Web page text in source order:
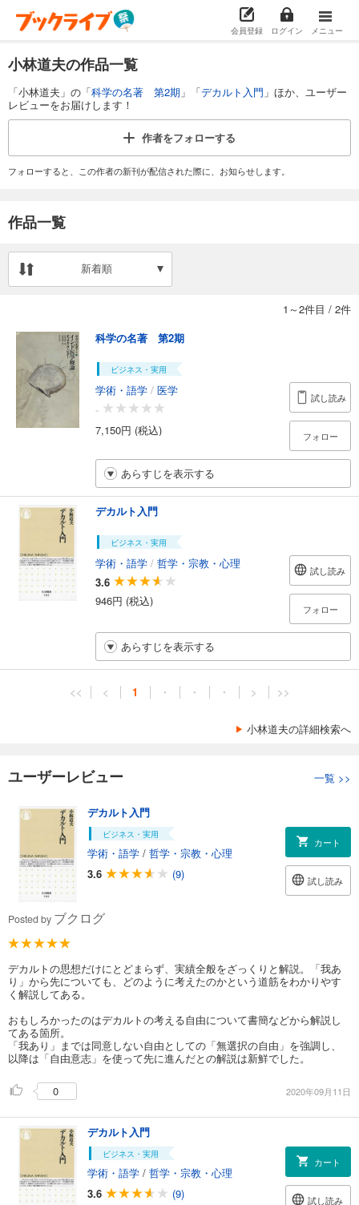
会員登録 ログイン メニュー
小林道夫の作品一覧
「小林道夫」の「科学の名著 第2期 」「デカルト入門 」ほか、ユーザー
レビューをお届けします！
作者をフォローする
フォローすると、この作者の新刊が配信された際に、お知らせします。
作品一覧
新着順
1～2件目 / 2件
科学の名著 第2期
ビジネス・実用
学術・語学 / 医学
-
7,150円 (税込)
試し読み
フォロー
あらすじを表示する
デカルト入門
ビジネス・実用
学術・語学 / 哲学・宗教・心理
3.6
946円 (税込)
試し読み
フォロー
あらすじを表示する
<< < 1 ・ ・ ・ > >>
小林道夫の詳細検索へ
ユーザーレビュー 一覧 >>
デカルト入門
ビジネス・実用
学術・語学 / 哲学・宗教・心理
3.6
(9)
カート
試し読み
Posted by ブクログ
デカルトの思想だけにとどまらず、実績全般をざっくりと解説。「我あ
り」から先についても、どのように考えたのかという道筋をわかりやす
く解説してある。
おもしろかったのはデカルトの考える自由について書簡などから解説し
てある箇所。
「我あり」までは同意しない自由としての「無選択の自由」を強調し、
以降は「自由意志」を使って先に進んだとの解説は新鮮でした。
0 2020年09月11日
デカルト入門
ビジネス・実用
学術・語学 / 哲学・宗教・心理
3.6
(9)
カート
試し読み